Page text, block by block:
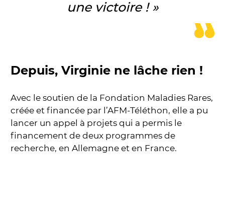
une victoire ! »
Depuis, Virginie ne lâche rien !
Avec le soutien de la Fondation Maladies Rares,
créée et financée par l’AFM-Téléthon, elle a pu
lancer un appel à projets qui a permis le
financement de deux programmes de
recherche, en Allemagne et en France.